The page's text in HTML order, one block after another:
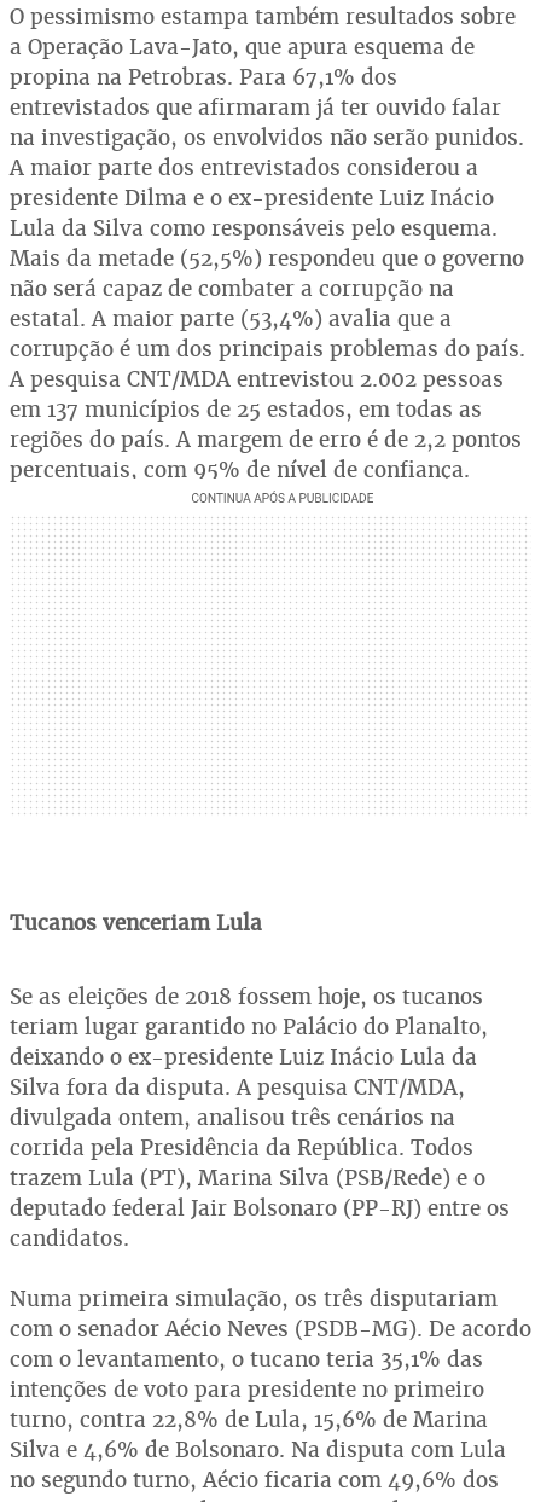
O pessimismo estampa também resultados sobre
a Operação Lava-Jato, que apura esquema de
propina na Petrobras. Para 67,1% dos
entrevistados que afirmaram já ter ouvido falar
na investigação, os envolvidos não serão punidos.
A maior parte dos entrevistados considerou a
presidente Dilma e o ex-presidente Luiz Inácio
Lula da Silva como responsáveis pelo esquema.
Mais da metade (52,5%) respondeu que o governo
não será capaz de combater a corrupção na
estatal. A maior parte (53,4%) avalia que a
corrupção é um dos principais problemas do país.
A pesquisa CNT/MDA entrevistou 2.002 pessoas
em 137 municípios de 25 estados, em todas as
regiões do país. A margem de erro é de 2,2 pontos
percentuais, com 95% de nível de confiança.
Tucanos venceriam Lula
Se as eleições de 2018 fossem hoje, os tucanos
teriam lugar garantido no Palácio do Planalto,
deixando o ex-presidente Luiz Inácio Lula da
Silva fora da disputa. A pesquisa CNT/MDA,
divulgada ontem, analisou três cenários na
corrida pela Presidência da República. Todos
trazem Lula (PT), Marina Silva (PSB/Rede) e o
deputado federal Jair Bolsonaro (PP-RJ) entre os
candidatos.
Numa primeira simulação, os três disputariam
com o senador Aécio Neves (PSDB-MG). De acordo
com o levantamento, o tucano teria 35,1% das
intenções de voto para presidente no primeiro
turno, contra 22,8% de Lula, 15,6% de Marina
Silva e 4,6% de Bolsonaro. Na disputa com Lula
no segundo turno, Aécio ficaria com 49,6% dos